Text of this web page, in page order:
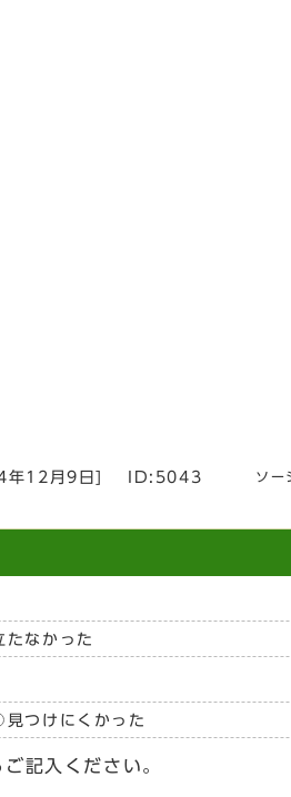
年12月9日 ID:5043 ソー
たなかった
見つけにくかった
記入ください。